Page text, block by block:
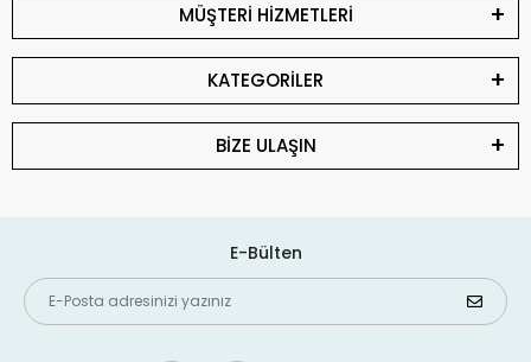
MÜŞTERİ HİZMETLERİ
KATEGORİLER
BİZE ULAŞIN
E-Bülten